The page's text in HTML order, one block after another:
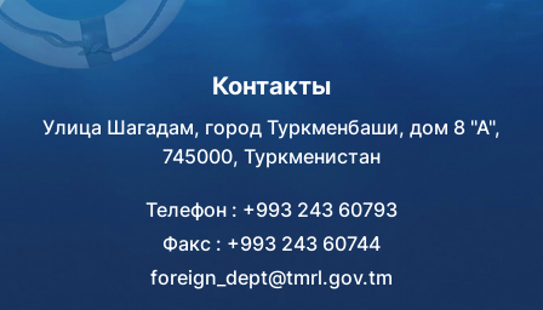
Контакты
Улица Шагадам, город Туркменбаши, дом 8 "А",
745000, Туркменистан
Телефон : +993 243 60793
Факс : +993 243 60744
foreign_dept@tmrl.gov.tm